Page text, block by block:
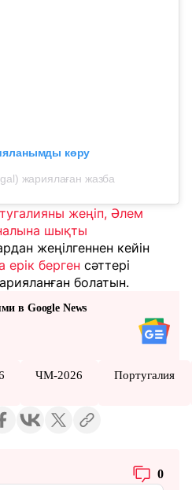
көру
жариялаған жазба
жеңіп, Әлем
шықты
жеңілгеннен кейін
берген сәттері
болатын.
в Google News
ЧМ-2026 Португалия
0